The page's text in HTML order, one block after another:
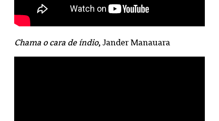
Chama o cara de índio, Jander Manauara